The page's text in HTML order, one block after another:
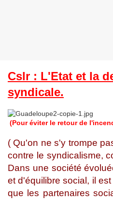
Cslr : L'Etat et la
syndicale.
(Pour éviter le retour de
( Qu'on ne s'y trompe
contre le syndicalisme,
Dans une société
et d'équilibre social, il
que les partenaires